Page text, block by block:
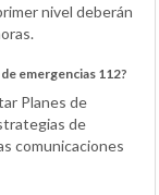
nivel deberán
emergencias 112?
Planes de
de
comunicaciones